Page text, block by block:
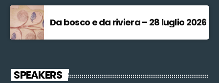
Da bosco e da riviera – 28 luglio 2026
SPEAKERS